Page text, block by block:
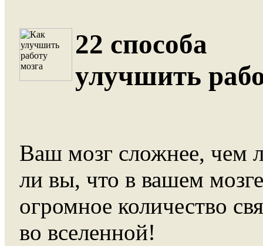
22 способа
улучшить
Ваш мозг сложнее, чем
ли вы, что в вашем
огромное количество
во вселенной!